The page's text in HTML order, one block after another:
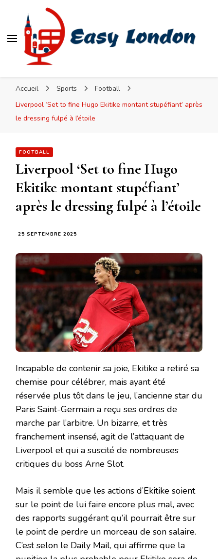
Accueil Sports
Football
Liverpool ‘Set to fine Hugo Ekitike montant stupéfiant’ après
le dressing fulpé à l’étoile
FOOTBALL
Liverpool ‘Set to fine Hugo
Ekitike montant stupéfiant’
après le dressing fulpé à l’étoile
25 SEPTEMBRE 2025
Incapable de contenir sa joie, Ekitike a retiré sa
chemise pour célébrer, mais ayant été
réservée plus tôt dans le jeu, l’ancienne star du
Paris Saint-Germain a reçu ses ordres de
marche par l’arbitre. Un bizarre, et très
franchement insensé, agit de l’attaquant de
Liverpool et qui a suscité de nombreuses
critiques du boss Arne Slot.
Mais il semble que les actions d’Ekitike soient
sur le point de lui faire encore plus mal, avec
des rapports suggérant qu’il pourrait être sur
le point de perdre un morceau de son salaire.
C’est selon le Daily Mail, qui affirme que la